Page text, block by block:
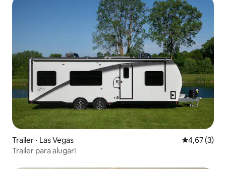
Trailer ⋅ Las Vegas 4,67 de
4,67 (3)
Trailer para alugar!